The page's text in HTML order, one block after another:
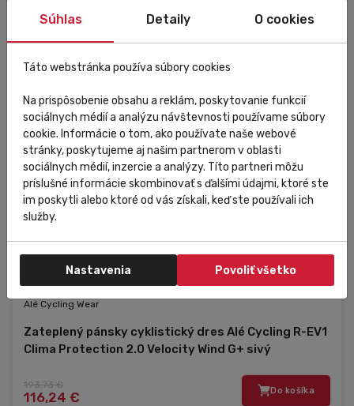
Skladom V predajni Výpredaj
Alé Cycling Wear
Zateplený pánsky cyklistický dres Alé Cycling R-EV1
Clima Protection 2.0 Velocity Wind G+ sivý
193,73 €
116,24 € Do košíka
Súhlas Detaily O cookies
Táto webstránka používa súbory cookies
Na prispôsobenie obsahu a reklám, poskytovanie funkcií
sociálnych médií a analýzu návštevnosti používame súbory
cookie. Informácie o tom, ako používate naše webové
stránky, poskytujeme aj našim partnerom v oblasti
sociálnych médií, inzercie a analýzy. Títo partneri môžu
príslušné informácie skombinovať s ďalšími údajmi, ktoré ste
im poskytli alebo ktoré od vás získali, keď ste používali ich
služby.
Nastavenia Povoliť všetko